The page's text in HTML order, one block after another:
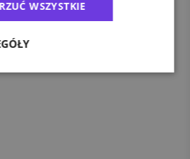
WSZYSTKIE